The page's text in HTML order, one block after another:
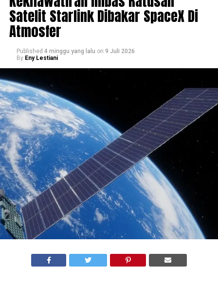
Satelit Starlink Dibakar SpaceX Di
Atmosfer
Published 4 minggu yang lalu on 9 Juli 2026
By Eny Lestiani